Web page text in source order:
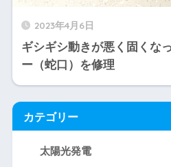
2023年4月6日
ギシギシ動きが悪く固くな
ー（蛇口）を修理
カテゴリー
太陽光発電